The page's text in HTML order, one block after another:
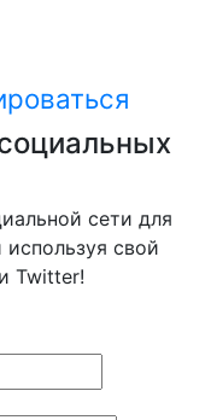
сети для
свой
Twitter!